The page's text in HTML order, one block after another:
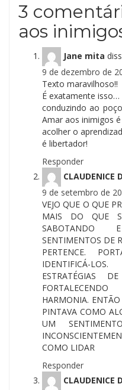
3
aos
Jane mita
9 de dezembro de
Texto maravilhoso!!
É exatamente
conduzindo ao
Amar aos inimigos
acolher o
é libertador!
Responder
CLAUDENICE
9 de setembro de
VEJO QUE O QUE
MAIS DO QUE
SABOTANDO
SENTIMENTOS DE
PERTENCE.
IDENTIFICÁ-LOS.
ESTRATÉGIAS
HARMONIA.
PINTAVA COMO
UM
COMO LIDAR
Responder
CLAUDENICE